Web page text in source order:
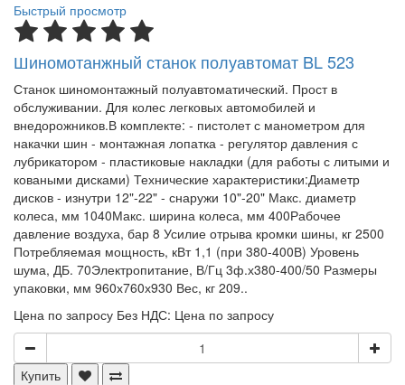
Быстрый просмотр
Шиномотанжный станок полуавтомат BL 523
Станок шиномонтажный полуавтоматический. Прост в
обслуживании. Для колес легковых автомобилей и
внедорожников.В комплекте: - пистолет с манометром для
накачки шин - монтажная лопатка - регулятор давления с
лубрикатором - пластиковые накладки (для работы с литыми и
коваными дисками) Технические характеристики:Диаметр
дисков - изнутри 12"-22" - снаружи 10"-20" Макс. диаметр
колеса, мм 1040Макс. ширина колеса, мм 400Рабочее
давление воздуха, бар 8 Усилие отрыва кромки шины, кг 2500
Потребляемая мощность, кВт 1,1 (при 380-400В) Уровень
шума, ДБ. 70Электропитание, В/Гц 3ф.х380-400/50 Размеры
упаковки, мм 960х760х930 Вес, кг 209..
Цена по запросу Без НДС: Цена по запросу
Купить